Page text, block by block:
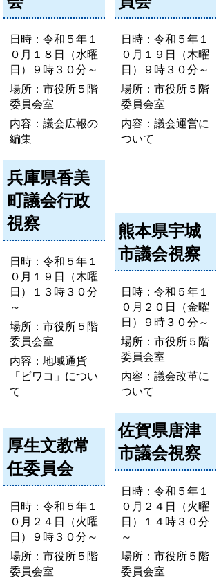
日時：令和５年１
０月１８日（水曜
日）９時３０分～
場所：市役所５階
委員会室
内容：議会広報の
編集
日時：令和５年１
０月１９日（木曜
日）９時３０分～
場所：市役所５階
委員会室
内容：議会運営に
ついて
兵庫県香美
町議会行政
視察
日時：令和５年１
０月１９日（木曜
日）１３時３０分
～
場所：市役所５階
委員会室
内容：地域通貨
「ビワコ」につい
て
熊本県宇城
市議会視察
日時：令和５年１
０月２０日（金曜
日）９時３０分～
場所：市役所５階
委員会室
内容：議会改革に
ついて
厚生文教常
任委員会
日時：令和５年１
０月２４日（火曜
日）９時３０分～
場所：市役所５階
委員会室
佐賀県唐津
市議会視察
日時：令和５年１
０月２４日（火曜
日）１４時３０分
～
場所：市役所５階
委員会室